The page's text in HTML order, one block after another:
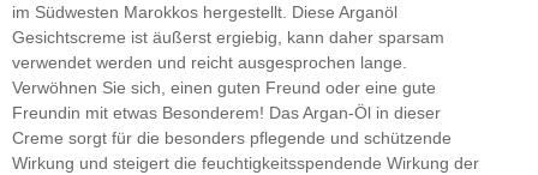
im Südwesten Marokkos hergestellt. Diese Arganöl
Gesichtscreme ist äußerst ergiebig, kann daher sparsam
verwendet werden und reicht ausgesprochen lange.
Verwöhnen Sie sich, einen guten Freund oder eine gute
Freundin mit etwas Besonderem! Das Argan-Öl in dieser
Creme sorgt für die besonders pflegende und schützende
Wirkung und steigert die feuchtigkeitsspendende Wirkung der